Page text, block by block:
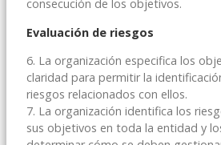
consecución de los objetivos.
Evaluación de riesgos
6. La organización especifica los
claridad para permitir la
riesgos relacionados con ellos.
7. La organización identifica los
sus objetivos en toda la entidad y